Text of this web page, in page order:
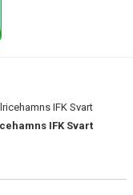
IFK Svart